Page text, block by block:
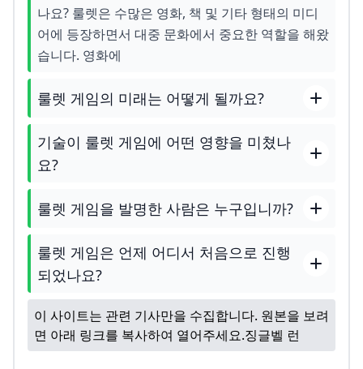
나요? 룰렛은 수많은 영화, 책 및 기타 형태의 미디
어에 등장하면서 대중 문화에서 중요한 역할을 해왔
습니다. 영화에
룰렛 게임의 미래는 어떻게 될까요?
기술이 룰렛 게임에 어떤 영향을 미쳤나
요?
룰렛 게임을 발명한 사람은 누구입니까?
룰렛 게임은 언제 어디서 처음으로 진행
되었나요?
이 사이트는 관련 기사만을 수집합니다. 원본을 보려
면 아래 링크를 복사하여 열어주세요.징글벨 런